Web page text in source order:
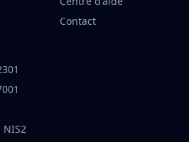
Contact